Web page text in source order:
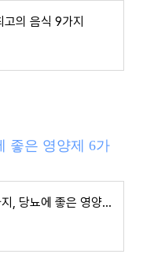
고의 음식 9가지
좋은 영양제 6가
당뇨에 좋은 음식 8가지, 당뇨에 좋은 영양제 6가지, 당뇨병의 관리